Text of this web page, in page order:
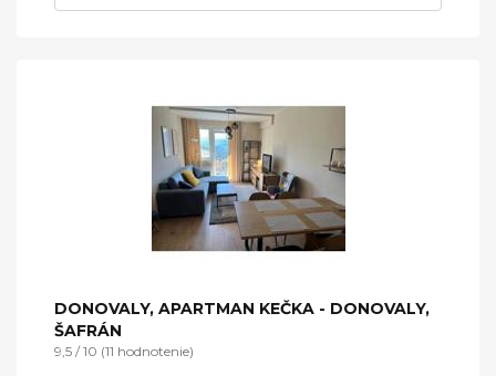
DONOVALY, APARTMAN KEČKA - DONOVALY,
ŠAFRÁN
9,5 / 10 (11 hodnotenie)